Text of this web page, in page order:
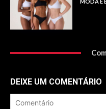
MODA E
DEIXE UM COMENTÁRIO